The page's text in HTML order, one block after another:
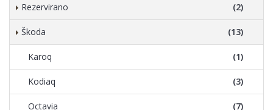
Rezervirano (2)
Škoda (13)
Karoq (1)
Kodiaq (3)
Octavia (7)